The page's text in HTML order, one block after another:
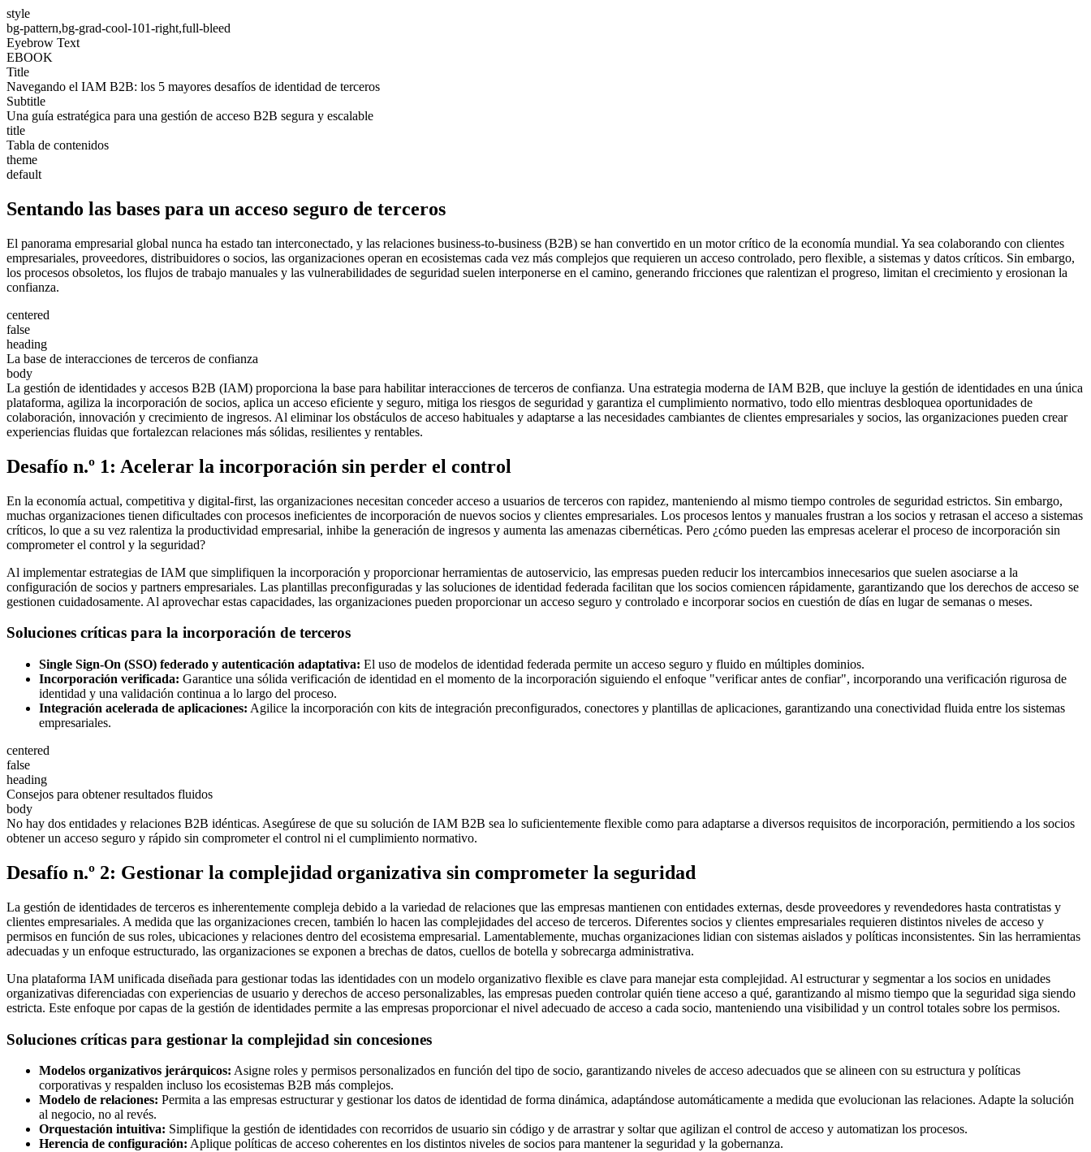
style
bg-pattern,bg-grad-cool-101-right,full-bleed
Eyebrow Text
EBOOK
Title
Navegando el IAM B2B: los 5 mayores desafíos de identidad de terceros
Subtitle
Una guía estratégica para una gestión de acceso B2B segura y escalable
title
Tabla de contenidos
theme
default
Sentando las bases para un acceso seguro de terceros
El panorama empresarial global nunca ha estado tan interconectado, y las relaciones business-to-business (B2B) se han convertido en un motor crítico de la economía mundial. Ya sea colaborando con clientes
empresariales, proveedores, distribuidores o socios, las organizaciones operan en ecosistemas cada vez más complejos que requieren un acceso controlado, pero flexible, a sistemas y datos críticos. Sin embargo,
los procesos obsoletos, los flujos de trabajo manuales y las vulnerabilidades de seguridad suelen interponerse en el camino, generando fricciones que ralentizan el progreso, limitan el crecimiento y erosionan la
confianza.
centered
false
heading
La base de interacciones de terceros de confianza
body
La gestión de identidades y accesos B2B (IAM) proporciona la base para habilitar interacciones de terceros de confianza. Una estrategia moderna de IAM B2B, que incluye la gestión de identidades en una única
plataforma, agiliza la incorporación de socios, aplica un acceso eficiente y seguro, mitiga los riesgos de seguridad y garantiza el cumplimiento normativo, todo ello mientras desbloquea oportunidades de
colaboración, innovación y crecimiento de ingresos. Al eliminar los obstáculos de acceso habituales y adaptarse a las necesidades cambiantes de clientes empresariales y socios, las organizaciones pueden crear
experiencias fluidas que fortalezcan relaciones más sólidas, resilientes y rentables.
Desafío n.º 1: Acelerar la incorporación sin perder el control
En la economía actual, competitiva y digital-first, las organizaciones necesitan conceder acceso a usuarios de terceros con rapidez, manteniendo al mismo tiempo controles de seguridad estrictos. Sin embargo,
muchas organizaciones tienen dificultades con procesos ineficientes de incorporación de nuevos socios y clientes empresariales. Los procesos lentos y manuales frustran a los socios y retrasan el acceso a sistemas
críticos, lo que a su vez ralentiza la productividad empresarial, inhibe la generación de ingresos y aumenta las amenazas cibernéticas. Pero ¿cómo pueden las empresas acelerar el proceso de incorporación sin
comprometer el control y la seguridad?
Al implementar estrategias de IAM que simplifiquen la incorporación y proporcionar herramientas de autoservicio, las empresas pueden reducir los intercambios innecesarios que suelen asociarse a la
configuración de socios y partners empresariales. Las plantillas preconfiguradas y las soluciones de identidad federada facilitan que los socios comiencen rápidamente, garantizando que los derechos de acceso se
gestionen cuidadosamente. Al aprovechar estas capacidades, las organizaciones pueden proporcionar un acceso seguro y controlado e incorporar socios en cuestión de días en lugar de semanas o meses.
Soluciones críticas para la incorporación de terceros
Single Sign-On (SSO) federado y autenticación adaptativa: El uso de modelos de identidad federada permite un acceso seguro y fluido en múltiples dominios.
Incorporación verificada: Garantice una sólida verificación de identidad en el momento de la incorporación siguiendo el enfoque "verificar antes de confiar", incorporando una verificación rigurosa de
identidad y una validación continua a lo largo del proceso.
Integración acelerada de aplicaciones: Agilice la incorporación con kits de integración preconfigurados, conectores y plantillas de aplicaciones, garantizando una conectividad fluida entre los sistemas
empresariales.
centered
false
heading
Consejos para obtener resultados fluidos
body
No hay dos entidades y relaciones B2B idénticas. Asegúrese de que su solución de IAM B2B sea lo suficientemente flexible como para adaptarse a diversos requisitos de incorporación, permitiendo a los socios
obtener un acceso seguro y rápido sin comprometer el control ni el cumplimiento normativo.
Desafío n.º 2: Gestionar la complejidad organizativa sin comprometer la seguridad
La gestión de identidades de terceros es inherentemente compleja debido a la variedad de relaciones que las empresas mantienen con entidades externas, desde proveedores y revendedores hasta contratistas y
clientes empresariales. A medida que las organizaciones crecen, también lo hacen las complejidades del acceso de terceros. Diferentes socios y clientes empresariales requieren distintos niveles de acceso y
permisos en función de sus roles, ubicaciones y relaciones dentro del ecosistema empresarial. Lamentablemente, muchas organizaciones lidian con sistemas aislados y políticas inconsistentes. Sin las herramientas
adecuadas y un enfoque estructurado, las organizaciones se exponen a brechas de datos, cuellos de botella y sobrecarga administrativa.
Una plataforma IAM unificada diseñada para gestionar todas las identidades con un modelo organizativo flexible es clave para manejar esta complejidad. Al estructurar y segmentar a los socios en unidades
organizativas diferenciadas con experiencias de usuario y derechos de acceso personalizables, las empresas pueden controlar quién tiene acceso a qué, garantizando al mismo tiempo que la seguridad siga siendo
estricta. Este enfoque por capas de la gestión de identidades permite a las empresas proporcionar el nivel adecuado de acceso a cada socio, manteniendo una visibilidad y un control totales sobre los permisos.
Soluciones críticas para gestionar la complejidad sin concesiones
Modelos organizativos jerárquicos: Asigne roles y permisos personalizados en función del tipo de socio, garantizando niveles de acceso adecuados que se alineen con su estructura y políticas
corporativas y respalden incluso los ecosistemas B2B más complejos.
Modelo de relaciones: Permita a las empresas estructurar y gestionar los datos de identidad de forma dinámica, adaptándose automáticamente a medida que evolucionan las relaciones. Adapte la solución
al negocio, no al revés.
Orquestación intuitiva: Simplifique la gestión de identidades con recorridos de usuario sin código y de arrastrar y soltar que agilizan el control de acceso y automatizan los procesos.
Herencia de configuración: Aplique políticas de acceso coherentes en los distintos niveles de socios para mantener la seguridad y la gobernanza.